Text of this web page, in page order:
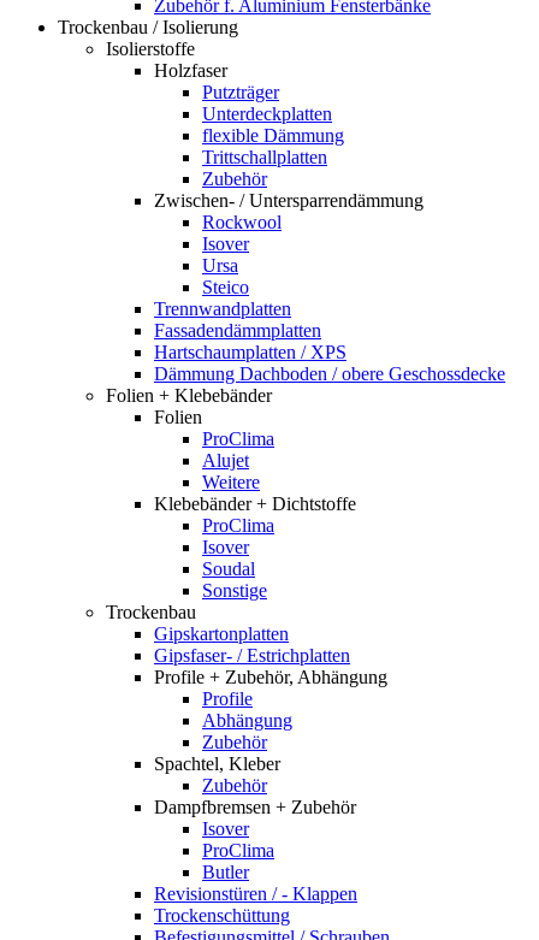
Zubehör f. Aluminium Fensterbänke
Trockenbau / Isolierung
Isolierstoffe
Holzfaser
Putzträger
Unterdeckplatten
flexible Dämmung
Trittschallplatten
Zubehör
Zwischen- / Untersparrendämmung
Rockwool
Isover
Ursa
Steico
Trennwandplatten
Fassadendämmplatten
Hartschaumplatten / XPS
Dämmung Dachboden / obere Geschossdecke
Folien + Klebebänder
Folien
ProClima
Alujet
Weitere
Klebebänder + Dichtstoffe
ProClima
Isover
Soudal
Sonstige
Trockenbau
Gipskartonplatten
Gipsfaser- / Estrichplatten
Profile + Zubehör, Abhängung
Profile
Abhängung
Zubehör
Spachtel, Kleber
Zubehör
Dampfbremsen + Zubehör
Isover
ProClima
Butler
Revisionstüren / - Klappen
Trockenschüttung